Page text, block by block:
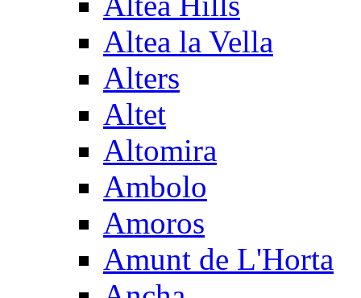
Altea la Vella
Alters
Altet
Altomira
Ambolo
Amoros
Amunt de L'Horta